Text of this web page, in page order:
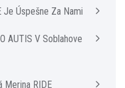
Je Úspešne Za Nami
AUTIS V Soblahove
Merina RIDE